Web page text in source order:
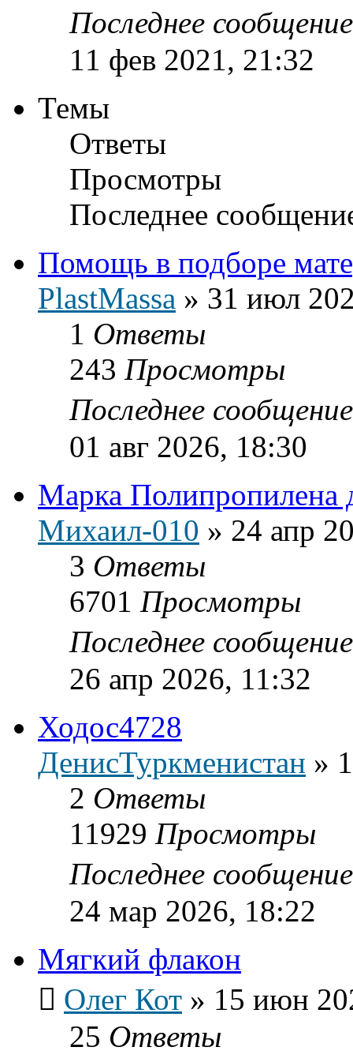
Последнее
11 фев 2021, 21:32
Темы
Ответы
Просмотры
Последнее
Помощь в подборе
PlastMassa » 31 июл
1 Ответы
243 Просмотры
Последнее
01 авг 2026, 18:30
Марка Полипропилена
Михаил-010 » 24 апр
3 Ответы
6701 Просмотры
Последнее
26 апр 2026, 11:32
Ходос4728
ДенисТуркменистан »
2 Ответы
11929 Просмотры
Последнее
24 мар 2026, 18:22
Мягкий флакон
Олег Кот » 15 июн
25 Ответы